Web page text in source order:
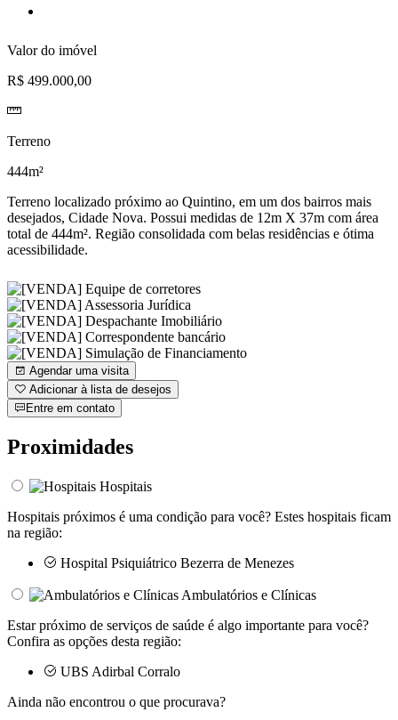
Valor do imóvel
R$ 499.000,00
Terreno
444m²
Terreno localizado próximo ao Quintino, em um dos bairros mais
desejados, Cidade Nova. Possui medidas de 12m X 37m com área
total de 444m². Região consolidada com belas residências e ótima
acessibilidade.
Agendar uma visita
Adicionar à lista de desejos
Entre em contato
Proximidades
Hospitais
Hospitais próximos é uma condição para você? Estes hospitais ficam
na região:
Hospital Psiquiátrico Bezerra de Menezes
Ambulatórios e Clínicas
Estar próximo de serviços de saúde é algo importante para você?
Confira as opções desta região:
UBS Adirbal Corralo
Ainda não encontrou o que procurava?